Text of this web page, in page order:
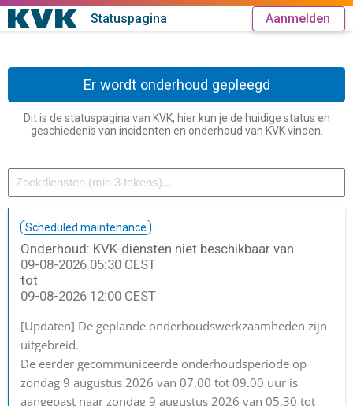
Statuspagina Aanmelden
Er wordt onderhoud gepleegd
Dit is de statuspagina van KVK, hier kun je de huidige status en
geschiedenis van incidenten en onderhoud van KVK vinden.
Scheduled maintenance
Onderhoud: KVK-diensten niet beschikbaar van
09-08-2026 05:30 CEST
tot
09-08-2026 12:00 CEST
[Updaten] De geplande onderhoudswerkzaamheden zijn
uitgebreid.
De eerder gecommuniceerde onderhoudsperiode op
zondag 9 augustus 2026 van 07.00 tot 09.00 uur is
aangepast naar zondag 9 augustus 2026 van 05.30 tot